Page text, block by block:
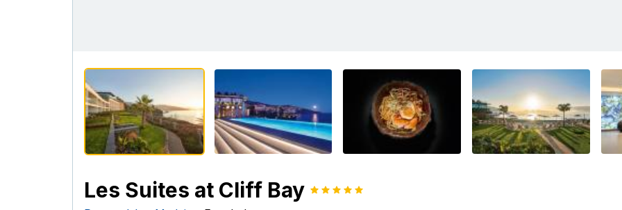
Les Suites at Cliff Bay